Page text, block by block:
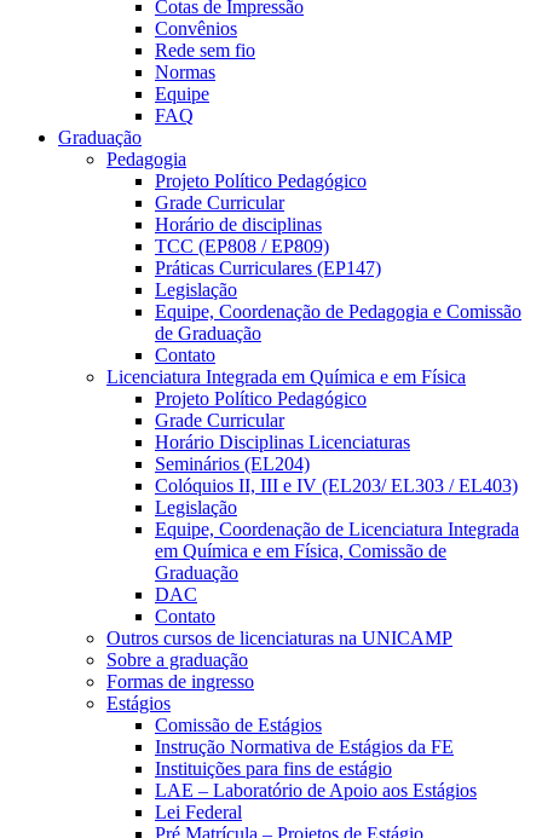
Cotas de Impressão
Convênios
Rede sem fio
Normas
Equipe
FAQ
Graduação
Pedagogia
Projeto Político Pedagógico
Grade Curricular
Horário de disciplinas
TCC (EP808 / EP809)
Práticas Curriculares (EP147)
Legislação
Equipe, Coordenação de Pedagogia e Comissão
de Graduação
Contato
Licenciatura Integrada em Química e em Física
Projeto Político Pedagógico
Grade Curricular
Horário Disciplinas Licenciaturas
Seminários (EL204)
Colóquios II, III e IV (EL203/ EL303 / EL403)
Legislação
Equipe, Coordenação de Licenciatura Integrada
em Química e em Física, Comissão de
Graduação
DAC
Contato
Outros cursos de licenciaturas na UNICAMP
Sobre a graduação
Formas de ingresso
Estágios
Comissão de Estágios
Instrução Normativa de Estágios da FE
Instituições para fins de estágio
LAE – Laboratório de Apoio aos Estágios
Lei Federal
Pré Matrícula – Projetos de Estágio